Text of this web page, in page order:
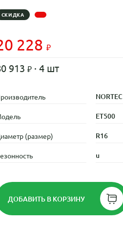
СКИДКА
228
913 · 4 шт
NORTEC
ET500
(размер) R16
u
ДОБАВИТЬ В КОРЗИНУ